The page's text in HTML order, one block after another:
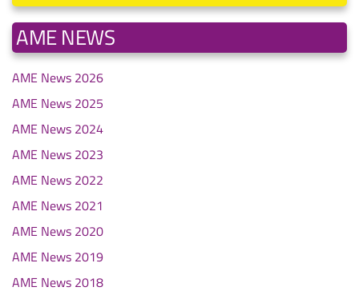
AME NEWS
AME News 2026
AME News 2025
AME News 2024
AME News 2023
AME News 2022
AME News 2021
AME News 2020
AME News 2019
AME News 2018